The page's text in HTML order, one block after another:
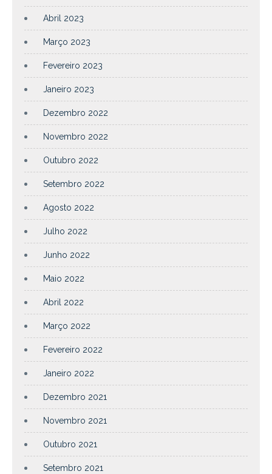
Abril 2023
Março 2023
Fevereiro 2023
Janeiro 2023
Dezembro 2022
Novembro 2022
Outubro 2022
Setembro 2022
Agosto 2022
Julho 2022
Junho 2022
Maio 2022
Abril 2022
Março 2022
Fevereiro 2022
Janeiro 2022
Dezembro 2021
Novembro 2021
Outubro 2021
Setembro 2021